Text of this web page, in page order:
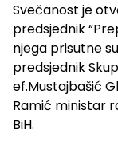
Svečanost je
predsjednik
njega prisutne
predsjednik
ef.Mustajbašić
Ramić ministar
BiH.